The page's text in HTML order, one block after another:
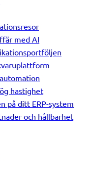
med AI
hastighet
på ditt ERP-system
och hållbarhet